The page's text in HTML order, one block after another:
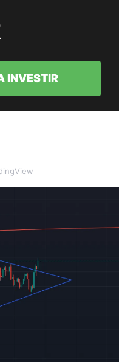
INVESTIR